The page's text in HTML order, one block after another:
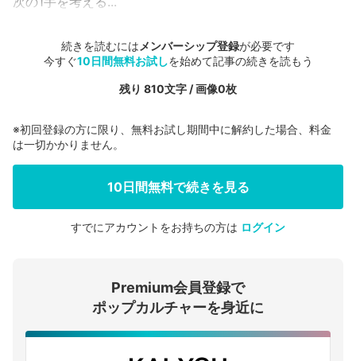
続きを読むには メンバーシップ登録が必要です
今すぐ10日間無料お試しを始めて記事の続きを読もう
残り 810文字 / 画像0枚
会員登録する
ログインする
※初回登録の方に限り、無料お試し期間中に解約した場合、料金
は一切かかりません。
10日間無料で続きを見る
すでにアカウントをお持ちの方は ログイン
Premium会員登録で
ポップカルチャーを身近に